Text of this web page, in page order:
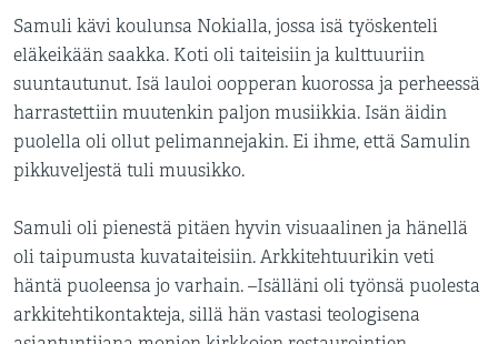
Samuli kävi koulunsa Nokialla, jossa isä työskenteli
eläkeikään saakka. Koti oli taiteisiin ja kulttuuriin
suuntautunut. Isä lauloi oopperan kuorossa ja perheessä
harrastettiin muutenkin paljon musiikkia. Isän äidin
puolella oli ollut pelimannejakin. Ei ihme, että Samulin
pikkuveljestä tuli muusikko.
Samuli oli pienestä pitäen hyvin visuaalinen ja hänellä
oli taipumusta kuvataiteisiin. Arkkitehtuurikin veti
häntä puoleensa jo varhain. –Isälläni oli työnsä puolesta
arkkitehtikontakteja, sillä hän vastasi teologisena